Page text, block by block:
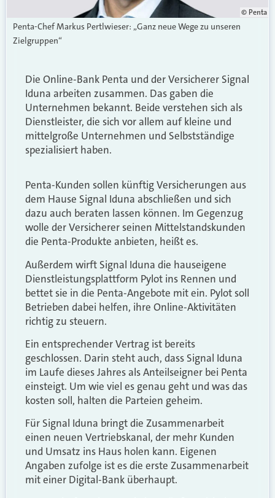
© Penta
Penta-Chef Markus Pertlwieser: „Ganz neue Wege zu unseren
Zielgruppen“
Die Online-Bank Penta und der Versicherer Signal
Iduna arbeiten zusammen. Das gaben die
Unternehmen bekannt. Beide verstehen sich als
Dienstleister, die sich vor allem auf kleine und
mittelgroße Unternehmen und Selbstständige
spezialisiert haben.
Penta-Kunden sollen künftig Versicherungen aus
dem Hause Signal Iduna abschließen und sich
dazu auch beraten lassen können. Im Gegenzug
wolle der Versicherer seinen Mittelstandskunden
die Penta-Produkte anbieten, heißt es.
Außerdem wirft Signal Iduna die hauseigene
Dienstleistungsplattform Pylot ins Rennen und
bettet sie in die Penta-Angebote mit ein. Pylot soll
Betrieben dabei helfen, ihre Online-Aktivitäten
richtig zu steuern.
Ein entsprechender Vertrag ist bereits
geschlossen. Darin steht auch, dass Signal Iduna
im Laufe dieses Jahres als Anteilseigner bei Penta
einsteigt. Um wie viel es genau geht und was das
kosten soll, halten die Parteien geheim.
Für Signal Iduna bringt die Zusammenarbeit
einen neuen Vertriebskanal, der mehr Kunden
und Umsatz ins Haus holen kann. Eigenen
Angaben zufolge ist es die erste Zusammenarbeit
mit einer Digital-Bank überhaupt.